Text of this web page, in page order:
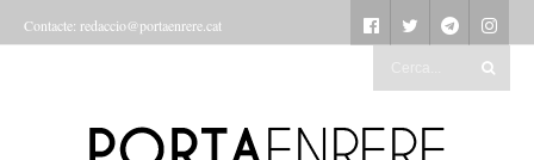
Contacte: redaccio@portaenrere.cat